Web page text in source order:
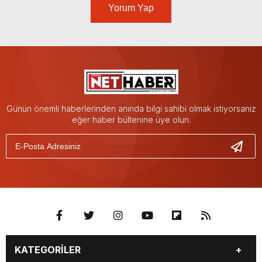
Yorum Yap
Günün önemli haberlerinden anında bilgi sahibi olmak istiyorsanız
eğer haber bültenine üye olun.
KATEGORİLER